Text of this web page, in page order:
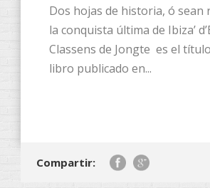
Dos hojas de historia, ó sean
la conquista última de Ibiza’
Classens de Jongte es el
libro publicado en...
Compartir: